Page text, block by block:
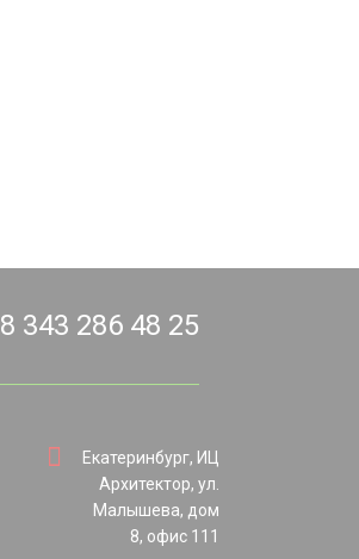
8 343 286 48 25
Екатеринбург, ИЦ
Архитектор, ул.
Малышева, дом
8, офис 111